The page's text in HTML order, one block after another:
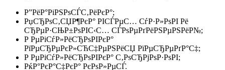
Р”РёР°РіРЅРѕСЃС‚РёРєР°;
РџСЂРѕС‚СЏР¶РєР° РІСЃРµС… СѓР·Р»РѕРІ Рё
СЂРµР·СЊР±РѕРІС‹С… СЃРѕРµРґРёРЅРµРЅРёР№;
Р РµРіСѓР»РёСЂРѕРІРєР°
РїРµСЂРµРєР»СЋС‡РµРЅРёСЏ РїРµСЂРµРґР°С‡;
Р РµРіСѓР»РёСЂРѕРІРєР° С‚РѕСЂРјРѕР·РѕРІ;
РќР°РєР°С‡РєР° РєРѕР»РµСЃ.